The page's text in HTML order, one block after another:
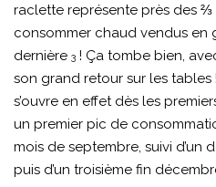
raclette représente près des ⅔
consommer chaud vendus en
dernière 3 ! Ça tombe bien,
son grand retour sur les
s’ouvre en effet dès les
un premier pic de
mois de septembre, suivi d’un
puis d’un troisième fin